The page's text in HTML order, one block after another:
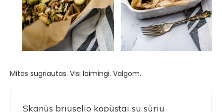
Mitas sugriautas. Visi laimingi. Valgom.
Skanūs briuselio kopūstai su sūriu